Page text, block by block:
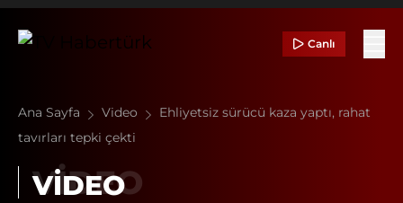
Canlı
Ana Sayfa Video
Ehliyetsiz sürücü kaza yaptı, rahat
tavırları tepki çekti
VİDEO